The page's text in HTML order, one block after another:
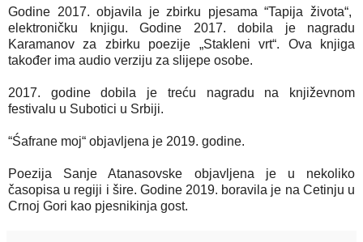
Godine 2017. objavila je zbirku pjesama “Tapija života“,
elektroničku knjigu. Godine 2017. dobila je nagradu
Karamanov za zbirku poezije „Stakleni vrt“. Ova knjiga
također ima audio verziju za slijepe osobe.
2017. godine dobila je treću nagradu na književnom
festivalu u Subotici u Srbiji.
“Śafrane moj“ objavljena je 2019. godine.
Poezija Sanje Atanasovske objavljena je u nekoliko
časopisa u regiji i šire. Godine 2019. boravila je na Cetinju u
Crnoj Gori kao pjesnikinja gost.